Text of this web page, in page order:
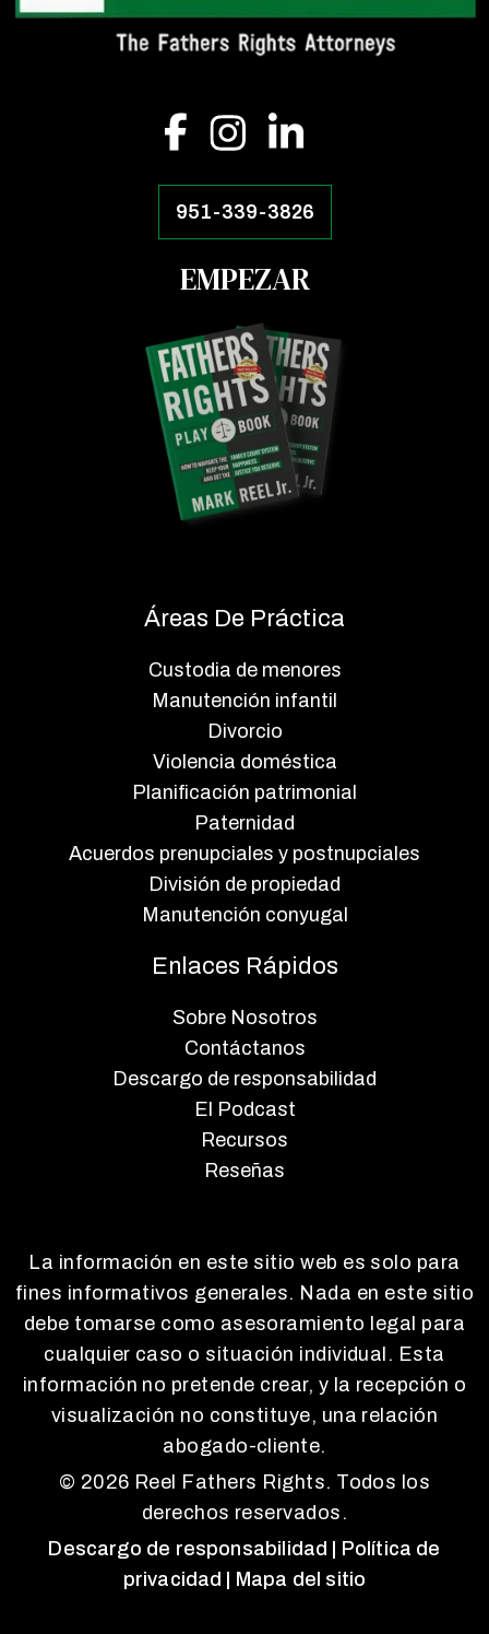
951-339-3826
EMPEZAR
Áreas De Práctica
Custodia de menores
Manutención infantil
Divorcio
Violencia doméstica
Planificación patrimonial
Paternidad
Acuerdos prenupciales y postnupciales
División de propiedad
Manutención conyugal
Enlaces Rápidos
Sobre Nosotros
Contáctanos
Descargo de responsabilidad
El Podcast
Recursos
Reseñas
La información en este sitio web es solo para
fines informativos generales. Nada en este sitio
debe tomarse como asesoramiento legal para
cualquier caso o situación individual. Esta
información no pretende crear, y la recepción o
visualización no constituye, una relación
abogado-cliente.
© 2026 Reel Fathers Rights. Todos los
derechos reservados.
Descargo de responsabilidad
| Política de
privacidad
| Mapa del sitio